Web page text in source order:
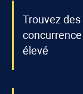
Trouvez
élevé